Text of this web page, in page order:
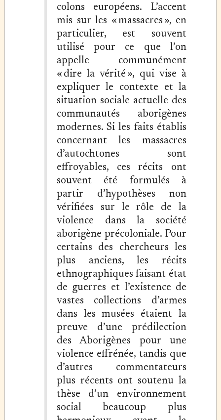
colons européens. L’accent
mis sur les « massacres », en
particulier, est souvent
utilisé pour ce que l’on
appelle communément
« dire la vérité », qui vise à
expliquer le contexte et la
situation sociale actuelle des
communautés aborigènes
modernes. Si les faits établis
concernant les massacres
d’autochtones sont
effroyables, ces récits ont
souvent été formulés à
partir d’hypothèses non
vérifiées sur le rôle de la
violence dans la société
aborigène précoloniale. Pour
certains des chercheurs les
plus anciens, les récits
ethnographiques faisant état
de guerres et l’existence de
vastes collections d’armes
dans les musées étaient la
preuve d’une prédilection
des Aborigènes pour une
violence effrénée, tandis que
d’autres commentateurs
plus récents ont soutenu la
thèse d’un environnement
social beaucoup plus